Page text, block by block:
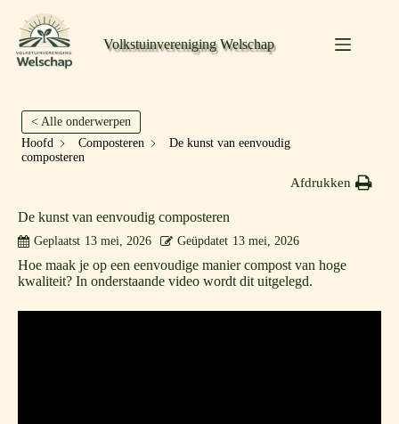
Volkstuinvereniging Welschap
< Alle onderwerpen
Hoofd
Composteren
De kunst van eenvoudig
composteren
Afdrukken
De kunst van eenvoudig composteren
Geplaatst 13 mei, 2026 Geüpdatet 13 mei, 2026
Hoe maak je op een eenvoudige manier compost van hoge
kwaliteit? In onderstaande video wordt dit uitgelegd.